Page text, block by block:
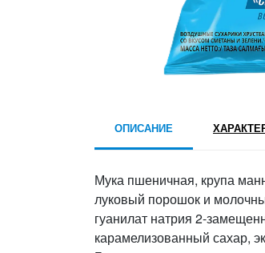
ОПИСАНИЕ
Мука пшеничная, крупа
луковый порошок и
гуанилат натрия 2-
карамелизованный сахар,